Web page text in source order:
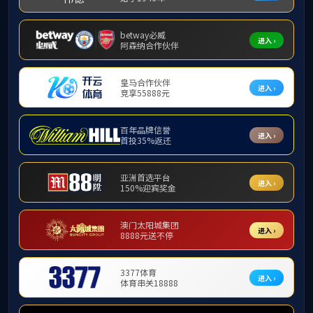
马氏体不锈钢
牌号：
X7CrNiMoVNb
标准及技术条件：
Q/3B 1356-2010 ；WSTY2002
产品特性